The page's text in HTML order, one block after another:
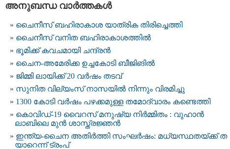
അനുബന്ധ വാര്‍ത്തകള്‍
ചൈനീസ് ബഹിരാകാശ യാത്രിക തിരിച്ചെത്തി
ചൈനീസ് വനിത ബഹിരാകാശത്തിൽ
ഭൂമിക്ക് കവചമായി ചന്ദ്രന്‍
ചൈന-അമേരിക്ക ഉച്ചകോടി ബീജിങിൽ
ജിമ്മി ലായിക്ക് 20 വർഷം തടവ്
സുനിത വില്യംസ് നാസയിൽ നിന്നും വിരമിച്ചു
1300 കോടി വർഷം പഴക്കമുള്ള തമോദ്വാരം കണ്ടെത്തി
കൊവിഡ്-19 വൈറസ് മനുഷ്യ നിര്‍മ്മിതം : വുഹാന്‍
ലാബിലെ മുന്‍ ശാസ്ത്രജ്ഞന്‍
ഇ​ന്ത്യ-​ചൈ​ന അ​തി​ര്‍​ത്തി സം​ഘ​ര്‍​ഷം: മ​ധ്യ​സ്ഥ​ത​യ്ക്ക് ത​
യാ​റെ​ന്ന് ട്രം​പ്‌